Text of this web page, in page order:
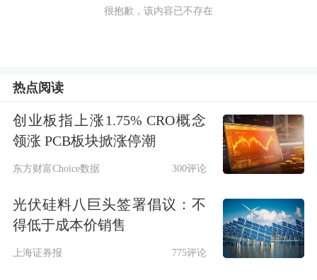
很抱歉，该内容已不存在
热点阅读
创业板指上涨1.75% CRO概念
领涨 PCB板块掀涨停潮
东方财富Choice数据 300评论
光伏硅料八巨头签署倡议：不
得低于成本价销售
上海证券报 775评论